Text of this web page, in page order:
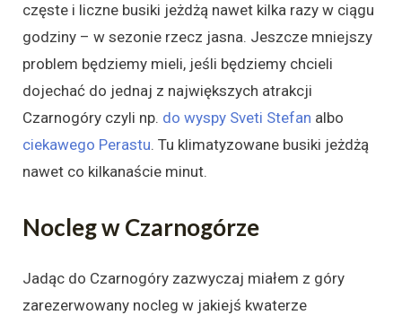
częste i liczne busiki jeżdżą nawet kilka razy w ciągu
godziny – w sezonie rzecz jasna. Jeszcze mniejszy
problem będziemy mieli, jeśli będziemy chcieli
dojechać do jednaj z największych atrakcji
Czarnogóry czyli np. do wyspy Sveti Stefan albo
ciekawego Perastu. Tu klimatyzowane busiki jeżdżą
nawet co kilkanaście minut.
Nocleg w Czarnogórze
Jadąc do Czarnogóry zazwyczaj miałem z góry
zarezerwowany nocleg w jakiejś kwaterze